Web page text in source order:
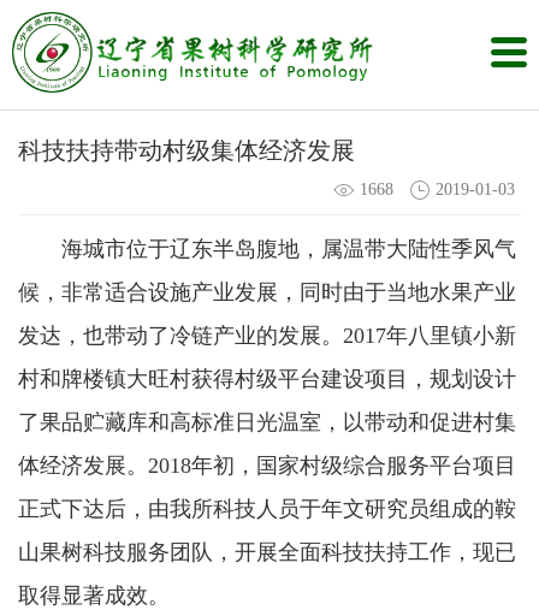
科技扶持带动村级集体经济发展
1668 2019-01-03
海城市位于辽东半岛腹地，属温带大陆性季风气
候，非常适合设施产业发展，同时由于当地水果产业
发达，也带动了冷链产业的发展。2017年八里镇小新
村和牌楼镇大旺村获得村级平台建设项目，规划设计
了果品贮藏库和高标准日光温室，以带动和促进村集
体经济发展。2018年初，国家村级综合服务平台项目
正式下达后，由我所科技人员于年文研究员组成的鞍
山果树科技服务团队，开展全面科技扶持工作，现已
取得显著成效。